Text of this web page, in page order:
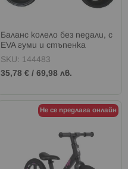
Баланс колело без педали, с
EVA гуми и стъпенка
Червено
SKU: 144483
35,78 € /69,98 лв.
Не се предлага онлайн